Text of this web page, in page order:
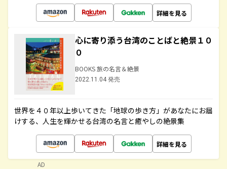
詳細を見る
心に寄り添う台湾のことばと絶景１０
０
BOOKS 旅の名言＆絶景
2022.11.04 発売
世界を４０年以上歩いてきた「地球の歩き方」があなたにお届
けする、人生を輝かせる台湾の名言と癒やしの絶景集
詳細を見る
AD